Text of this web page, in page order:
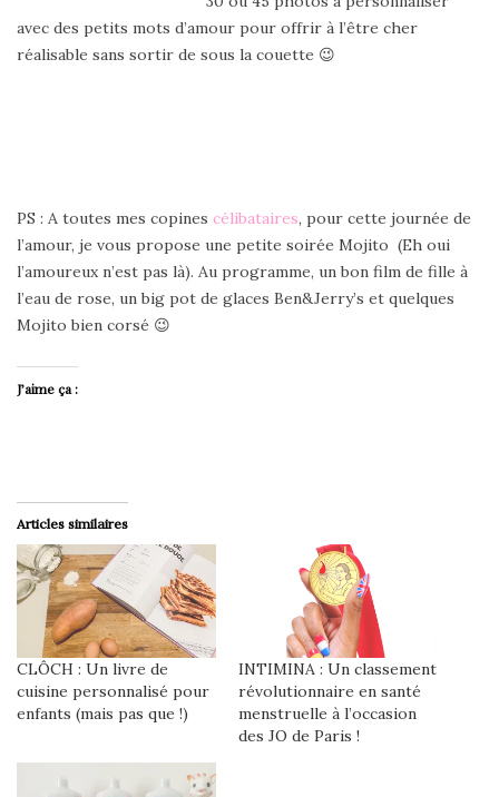
avec des petits mots d’amour pour offrir à l’être cher
réalisable sans sortir de sous la couette 😉
PS : A toutes mes copines célibataires, pour cette journée de
l’amour, je vous propose une petite soirée Mojito (Eh oui
l’amoureux n’est pas là). Au programme, un bon film de fille à
l’eau de rose, un big pot de glaces Ben&Jerry’s et quelques
Mojito bien corsé 😉
J’aime ça :
Articles similaires
CLÔCH : Un livre de
cuisine personnalisé pour
enfants (mais pas que !)
INTIMINA : Un classement
révolutionnaire en santé
menstruelle à l’occasion
des JO de Paris !